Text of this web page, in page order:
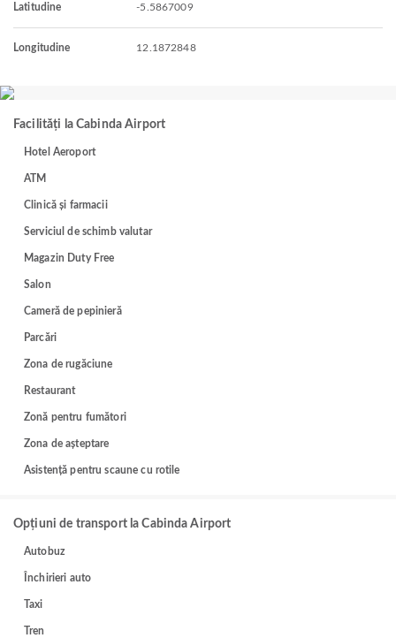
Latitudine -5.5867009
Longitudine 12.1872848
Facilități la Cabinda Airport
Hotel Aeroport
ATM
Clinică și farmacii
Serviciul de schimb valutar
Magazin Duty Free
Salon
Cameră de pepinieră
Parcări
Zona de rugăciune
Restaurant
Zonă pentru fumători
Zona de așteptare
Asistență pentru scaune cu rotile
Opțiuni de transport la Cabinda Airport
Autobuz
Închirieri auto
Taxi
Tren